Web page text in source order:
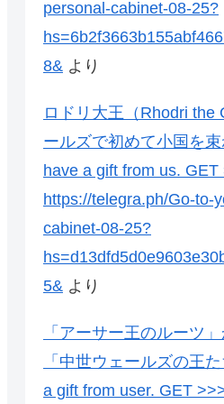
personal-cabinet-08-25?
8& より
ロドリ大王（Rhodri the
ールズで初めて小国を
have a gift from us. GЕТ
https://telegra.ph/Go-to-
cabinet-08-25?
5& より
「アーサー王のルーツ
「中世ウェールズの王た
a gift from user. GЕТ